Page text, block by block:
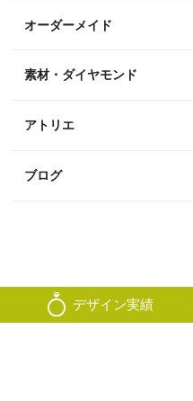
デザイン実績
オーダーメイド
素材・ダイヤモンド
アトリエ
ブログ